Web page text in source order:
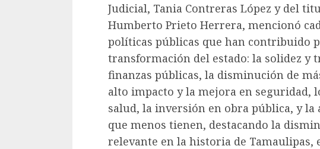
Judicial, Tania Contreras López y del
Humberto Prieto Herrera, mencionó
políticas públicas que han contribuido
transformación del estado: la solidez y
finanzas públicas, la disminución de
alto impacto y la mejora en seguridad,
salud, la inversión en obra pública, y
que menos tienen, destacando la
relevante en la historia de Tamaulipas,